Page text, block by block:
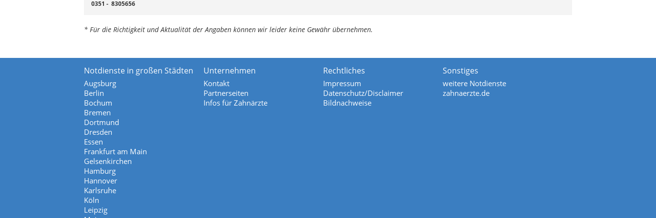
0351 - 8305656
* Für die Richtigkeit und Aktualität der Angaben können wir leider keine Gewähr übernehmen.
Notdienste in großen Städten
Augsburg
Berlin
Bochum
Bremen
Dortmund
Dresden
Essen
Frankfurt am Main
Gelsenkirchen
Hamburg
Hannover
Karlsruhe
Köln
Leipzig
Unternehmen
Kontakt
Partnerseiten
Infos für Zahnärzte
Rechtliches
Impressum
Datenschutz/Disclaimer
Bildnachweise
Sonstiges
weitere Notdienste
zahnaerzte.de